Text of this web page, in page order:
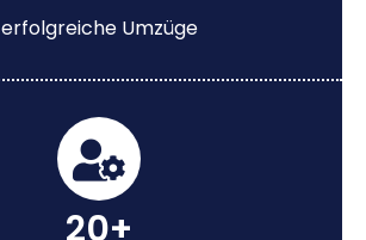
erfolgreiche Umzüge
20+